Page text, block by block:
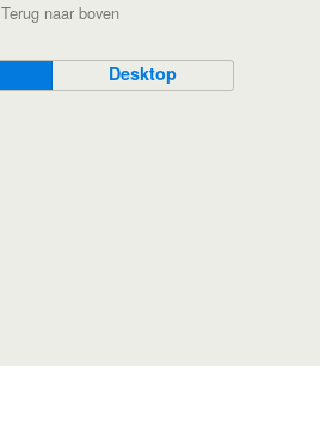
Terug naar boven
Desktop